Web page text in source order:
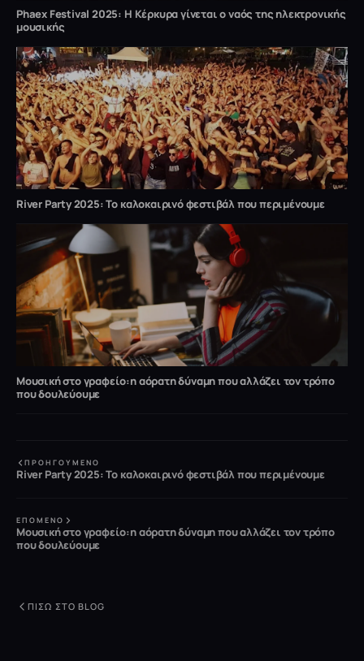
Phaex Festival 2025: Η Κέρκυρα γίνεται ο ναός της ηλεκτρονικής
μουσικής
River Party 2025: Το καλοκαιρινό φεστιβάλ που περιμένουμε
Μουσική στο γραφείο:η αόρατη δύναμη που αλλάζει τον τρόπο
που δουλεύουμε
ΠΡΟΗΓΟΎΜΕΝΟ
River Party 2025: Το καλοκαιρινό φεστιβάλ που περιμένουμε
ΕΠΌΜΕΝΟ
Μουσική στο γραφείο:η αόρατη δύναμη που αλλάζει τον τρόπο
που δουλεύουμε
ΠΊΣΩ ΣΤΟ BLOG